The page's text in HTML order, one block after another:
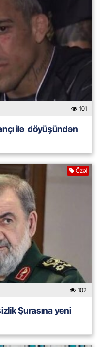
101
ilə döyüşündən
Özəl
102
Şurasına yeni